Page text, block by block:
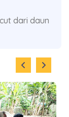
dari daun